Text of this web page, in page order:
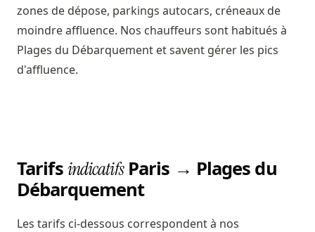
zones de dépose, parkings autocars, créneaux de
moindre affluence. Nos chauffeurs sont habitués à
Plages du Débarquement et savent gérer les pics
d'affluence.
TarifsindicatifsParis → Plages du
Débarquement
Les tarifs ci-dessous correspondent à nos